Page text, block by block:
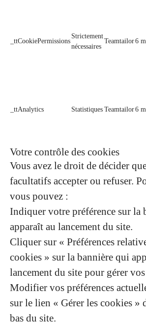
_ttCookiePermissions
Strictement
nécessaires
Teamtailor6
_ttAnalytics Statistiques Teamtailor6
Votre contrôle des cookies
Vous avez le droit de décider
facultatifs accepter ou refuser.
vous pouvez :
Indiquer votre préférence sur la
apparaît au lancement du site.
Cliquer sur « Préférences
cookies » sur la bannière qui
lancement du site pour gérer
Modifier vos préférences
sur le lien « Gérer les cookies »
bas du site.